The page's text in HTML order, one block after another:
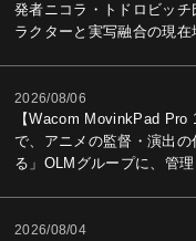
発者ニコラ・トドロビッチ
ラクターと実写融合の現在
2026/08/06
【Wacom MovinkPad Pro
で、アニメの監督・演出の
る」OLMグループに、管
2026/08/04